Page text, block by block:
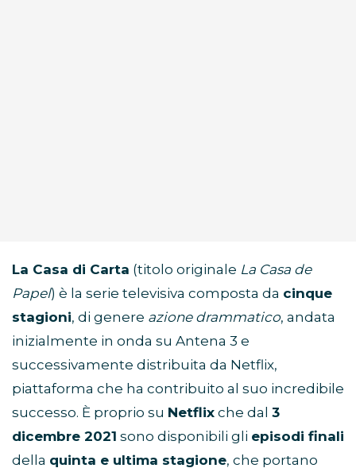
La Casa di Carta (titolo originale La Casa de
Papel) è la serie televisiva composta da cinque
stagioni, di genere azione drammatico, andata
inizialmente in onda su Antena 3 e
successivamente distribuita da Netflix,
piattaforma che ha contribuito al suo incredibile
successo. È proprio su Netflix che dal 3
dicembre 2021 sono disponibili gli episodi finali
della quinta e ultima stagione, che portano